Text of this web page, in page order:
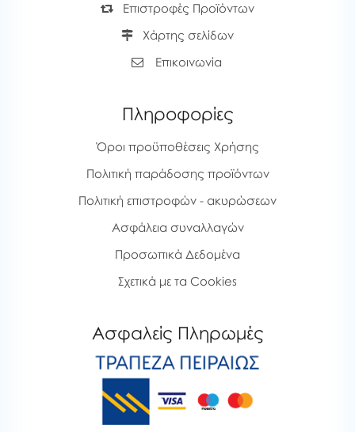
Επιστροφές Προϊόντων
Χάρτης σελίδων
Επικοινωνία
Πληροφορίες
Όροι προϋποθέσεις Χρήσης
Πολιτική παράδοσης προϊόντων
Πολιτική επιστροφών - ακυρώσεων
Ασφάλεια συναλλαγών
Προσωπικά Δεδομένα
Σχετικά με τα Cookies
Ασφαλείς Πληρωμές